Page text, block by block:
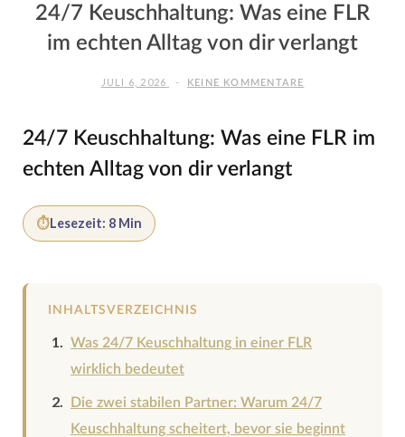
24/7 Keuschhaltung: Was eine FLR
im echten Alltag von dir verlangt
JULI 6, 2026 KEINE KOMMENTARE
24/7 Keuschhaltung: Was eine FLR im
echten Alltag von dir verlangt
⏱Lesezeit: 8 Min
INHALTSVERZEICHNIS
Was 24/7 Keuschhaltung in einer FLR
wirklich bedeutet
Die zwei stabilen Partner: Warum 24/7
Keuschhaltung scheitert, bevor sie beginnt